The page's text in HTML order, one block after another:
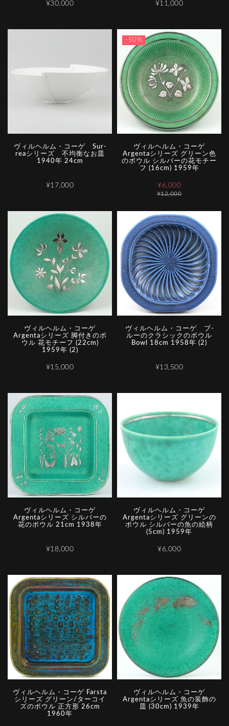
¥30,000 ¥11,000
ヴ­ィ­ル­ヘ­ル­ム­・­コ­ー­ゲ­ ­S­u­r­
r­e­a­シ­リ­ー­ズ­ ­不­均­衡­な­お­皿
1940年 24cm
¥17,000
-50%
ヴィルヘルム・コーゲ
Argentaシリーズ グリーン色
のボウル シルバーの花モチー
フ (16cm) 1959年
¥12,000
¥6,000
ヴィルヘルム・コーゲ
Argentaシリーズ 脚付きのボ
ウル 花モチーフ (22cm)
1959年 (2)
¥15,000
ヴ­ィ­ル­ヘ­ル­ム­・­コ­ー­ゲ­ ­ブ­
ル­ー­の­ク­ラ­シ­ッ­ク­の­ボ­ウ­ル
Bowl 18cm 1958年 (2)
¥13,500
ヴィルヘルム・コーゲ
Argentaシリーズ シルバーの
花のボウル 21cm 1938年
¥18,000
ヴィルヘルム・コーゲ
Argentaシリーズ グリーンの
ボウル シルバーの魚の絵柄
(5cm) 1959年
¥6,000
ヴィルヘルム・コーゲ Farsta
シリーズ グリーン/ターコイ
ズのボウル 正方形 26cm
1960年
ヴィルヘルム・コーゲ
Argentaシリーズ 魚の装飾の
皿 (30cm) 1939年